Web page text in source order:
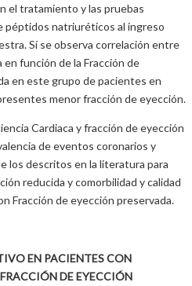
el tratamiento y las pruebas
péptidos natriuréticos al ingreso
Sí se observa correlación entre
función de la Fracción de
en este grupo de pacientes en
menor fracción de eyección.
Cardiaca y fracción de eyección
de eventos coronarios y
los descritos en la literatura para
reducida y comorbilidad y calidad
Fracción de eyección preservada.
EN PACIENTES CON
DE EYECCIÓN